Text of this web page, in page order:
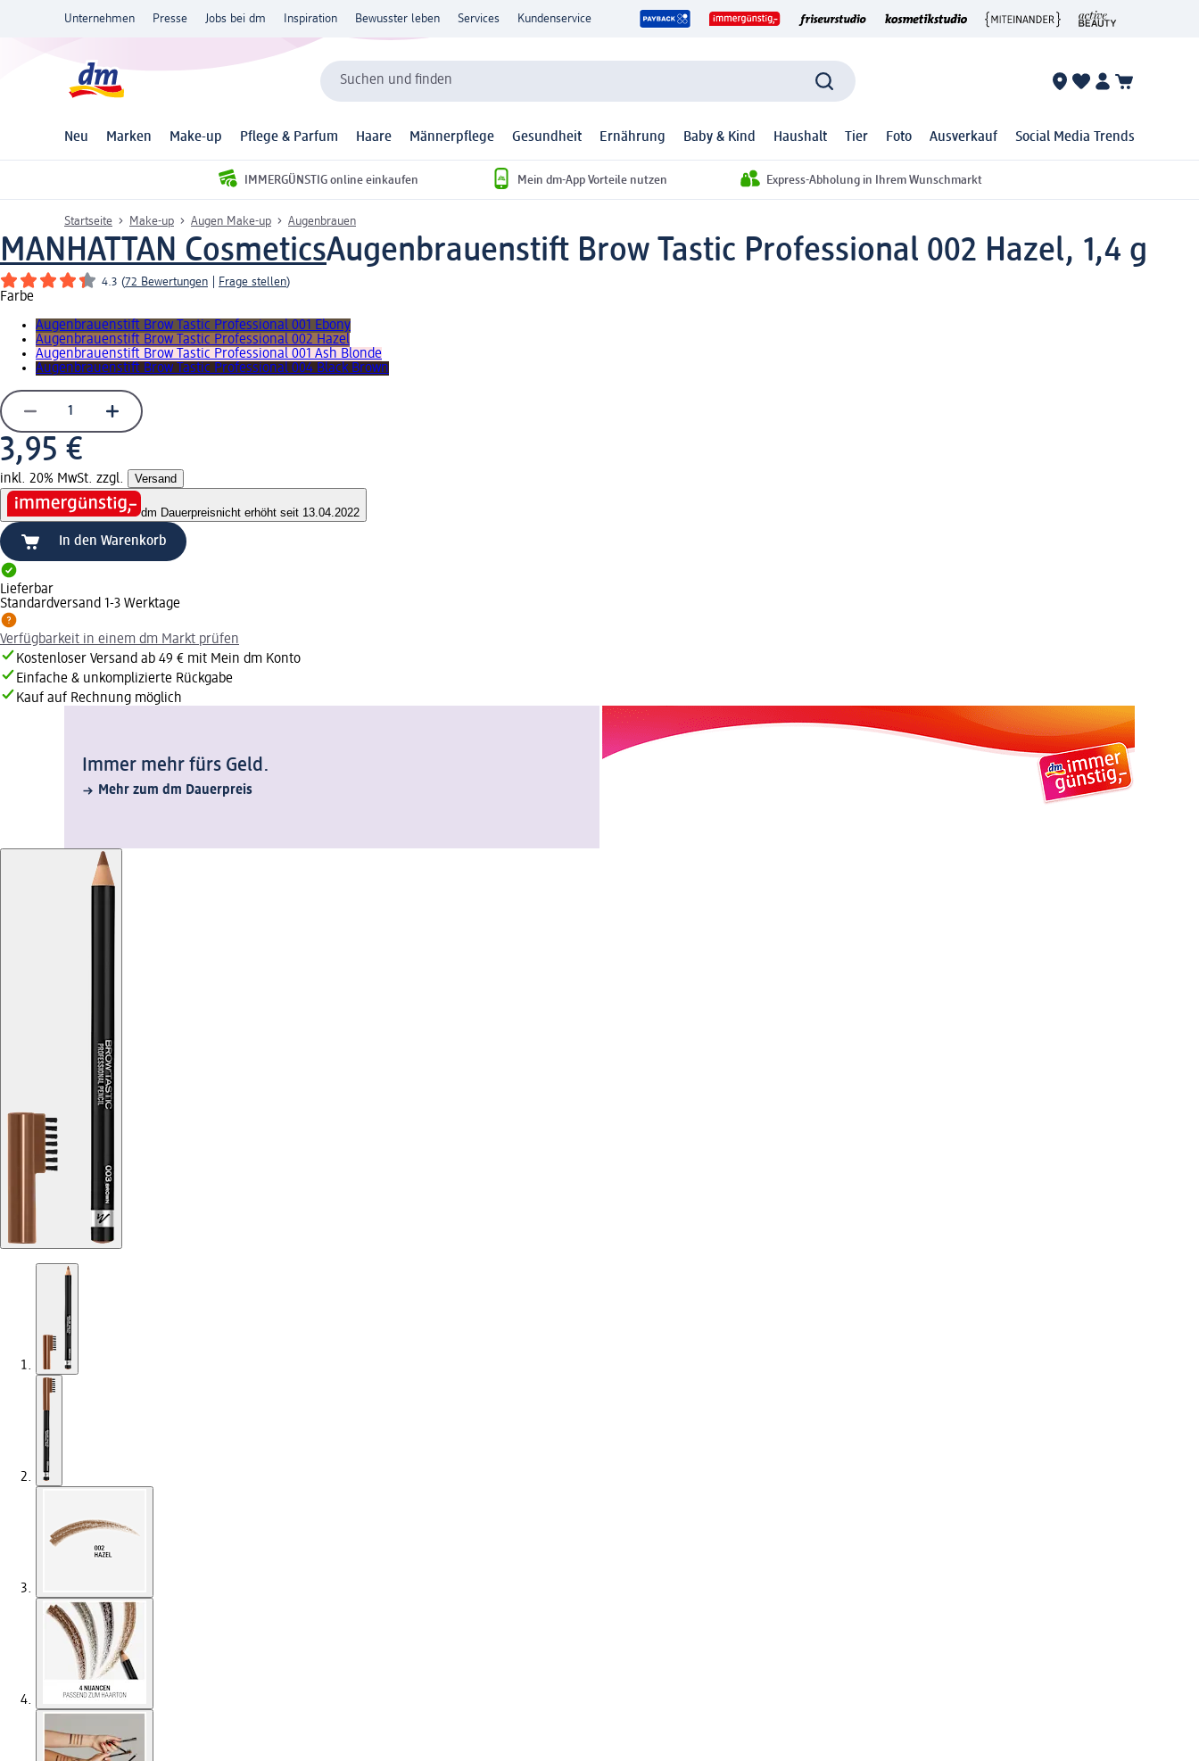
Unternehmen Presse Jobs bei dm Inspiration Bewusster leben Services Kundenservice
Suchen und finden
Neu Marken Make-up Pflege & Parfum Haare Männerpflege Gesundheit Ernährung Baby & Kind Haushalt Tier Foto Ausverkauf Social Media Trends
IMMERGÜNSTIG online einkaufen Mein dm-App Vorteile nutzen Express-Abholung in Ihrem Wunschmarkt
Startseite Make-up Augen Make-up Augenbrauen
MANHATTAN CosmeticsAugenbrauenstift Brow Tastic Professional 002 Hazel, 1,4 g
4.3 (72 Bewertungen Frage stellen)
Farbe
Augenbrauenstift Brow Tastic Professional 001 Ebony
Augenbrauenstift Brow Tastic Professional 002 Hazel
Augenbrauenstift Brow Tastic Professional 001 Ash Blonde
Augenbrauenstift Brow Tastic Professional 004 Black Brown
3,95 €
inkl. 20% MwSt. zzgl. Versand
dm Dauerpreisnicht erhöht seit 13.04.2022
In den Warenkorb
Lieferbar
Standardversand 1-3 Werktage
Verfügbarkeit in einem dm Markt prüfen
Kostenloser Versand ab 49 € mit Mein dm Konto
Einfache & unkomplizierte Rückgabe
Kauf auf Rechnung möglich
Immer mehr fürs Geld.
Mehr zum dm Dauerpreis